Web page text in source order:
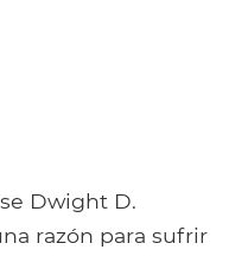
Dwight D.
razón para sufrir